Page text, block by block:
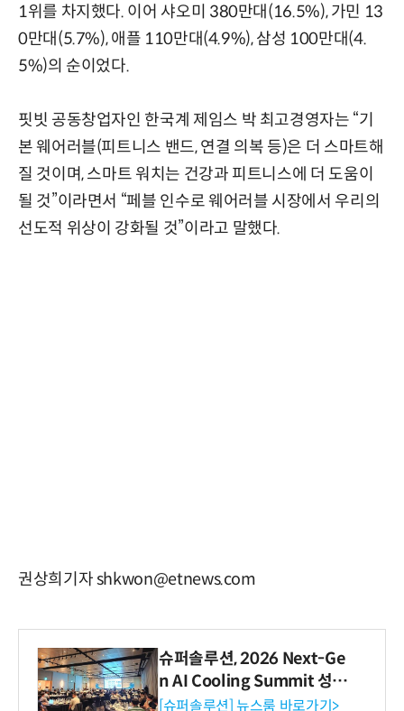
1위를 차지했다. 이어 샤오미 380만대(16.5%), 가민 13
0만대(5.7%), 애플 110만대(4.9%), 삼성 100만대(4.
5%)의 순이었다.
핏빗 공동창업자인 한국계 제임스 박 최고경영자는 “기
본 웨어러블(피트니스 밴드, 연결 의복 등)은 더 스마트해
질 것이며, 스마트 워치는 건강과 피트니스에 더 도움이
될 것”이라면서 “페블 인수로 웨어러블 시장에서 우리의
선도적 위상이 강화될 것”이라고 말했다.
권상희기자 shkwon@etnews.com
슈퍼솔루션, 2026 Next-Ge
n AI Cooling Summit 성황
리 성료
[슈퍼솔루션] 뉴스룸 바로가기>